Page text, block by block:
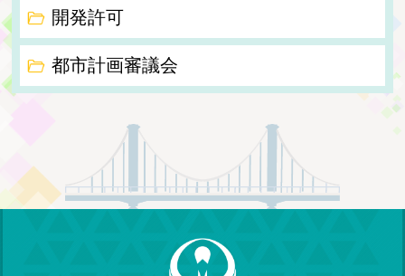
開発許可
都市計画審議会